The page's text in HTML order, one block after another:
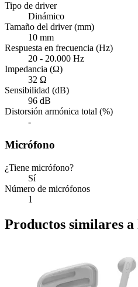
Tipo de driver
Dinámico
Tamaño del driver (mm)
10 mm
Respuesta en frecuencia (Hz)
20 - 20.000 Hz
Impedancia (Ω)
32 Ω
Sensibilidad (dB)
96 dB
Distorsión armónica total (%)
-
Micrófono
¿Tiene micrófono?
Sí
Número de micrófonos
1
Productos similares